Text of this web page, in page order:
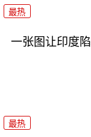
最热
一张图让印度
最热